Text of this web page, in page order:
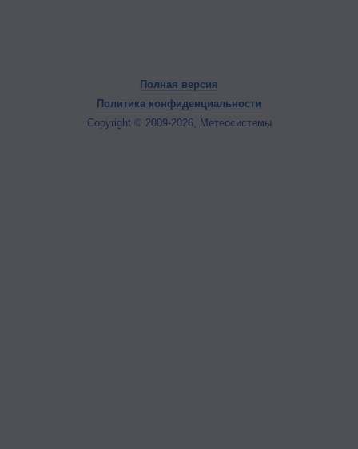
Полная версия
Политика конфиденциальности
Copyright © 2009-2026, Метеосистемы